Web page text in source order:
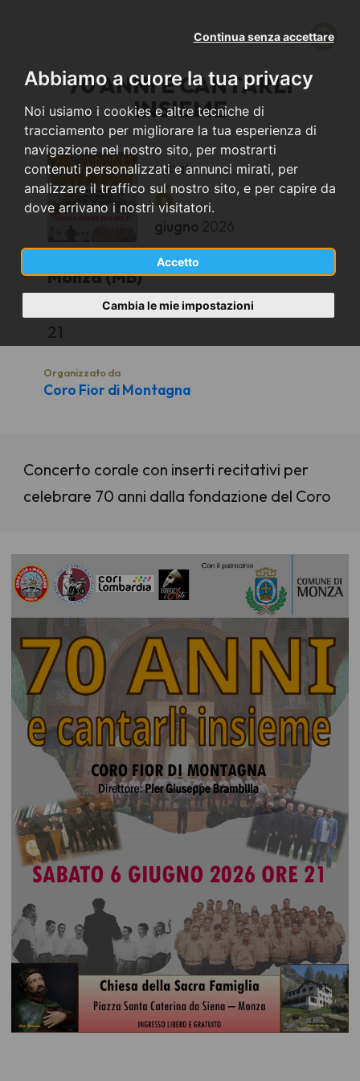
Abbiamo a cuore la tua privacy
Noi usiamo i cookies e altre tecniche di
tracciamento per migliorare la tua esperienza di
navigazione nel nostro sito, per mostrarti
contenuti personalizzati e annunci mirati, per
analizzare il traffico sul nostro sito, e per capire da
dove arrivano i nostri visitatori.
Accetto
Continua senza accettare
Cambia le mie impostazioni
70 ANNI E CANTARLI
INSIEME
sabato
6
giugno 2026
Monza (MB)
Chiesa della Sacra Famiglia
21
Organizzato da
Coro Fior di Montagna
Concerto corale con inserti recitativi per
celebrare 70 anni dalla fondazione del Coro